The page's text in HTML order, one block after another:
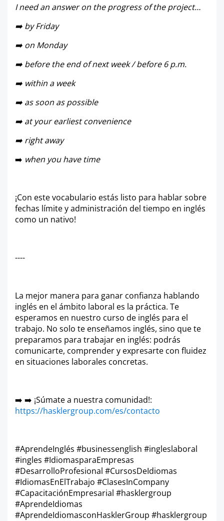
I need an answer on the progress of the project…
➡️ by Friday
➡️ on Monday
➡️ before the end of next week / before 6 p.m.
➡️ within a week
➡️ as soon as possible
➡️ at your earliest convenience
➡️ right away
➡️ when you have time
¡Con este vocabulario estás listo para hablar sobre
fechas límite y administración del tiempo en inglés
como un nativo!
----
La mejor manera para ganar confianza hablando
inglés en el ámbito laboral es la práctica. Te
esperamos en nuestro curso de inglés para el
trabajo. No solo te enseñamos inglés, sino que te
preparamos para trabajar en inglés: podrás
comunicarte, comprender y expresarte con fluidez
en situaciones laborales concretas.
➡️ ➡️ ¡Súmate a nuestra comunidad!:
https://hasklergroup.com/es/contacto
#AprendeInglés #businessenglish #ingleslaboral
#ingles #IdiomasparaEmpresas
#DesarrolloProfesional #CursosDeIdiomas
#IdiomasEnElTrabajo #ClasesInCompany
#CapacitaciónEmpresarial #hasklergroup
#AprendeIdiomas
#AprendeIdiomasconHasklerGroup #hasklergroup